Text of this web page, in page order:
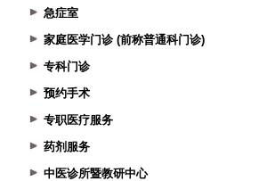
急症室
家庭医学门诊 (前称普通科门诊)
专科门诊
预约手术
专职医疗服务
药剂服务
中医诊所暨教研中心